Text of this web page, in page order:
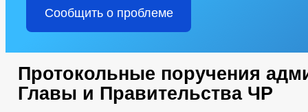
Сообщить о проблеме
Протокольные поручения
Главы и Правительства ЧР